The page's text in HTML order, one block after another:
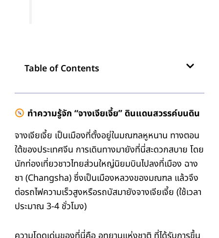
Table of Contents
ทำความรู้จัก “จางเจียเจี้ย” ดินแดนสวรรค์บนดิน
จางเจียเจี้ย เป็นเมืองที่ตั้งอยู่ในมณฑลหูหนาน ทางตอน
ใต้ของประเทศจีน การเดินทางมายังที่นี่สะดวกสบาย โดย
นักท่องเที่ยวชาวไทยส่วนใหญ่นิยมบินไปลงที่เมือง ฉาง
ซา (Changsha) ซึ่งเป็นเมืองหลวงของมณฑล แล้วจึง
ต่อรถไฟความเร็วสูงหรือรถบัสมายังจางเจียเจี้ย (ใช้เวลา
ประมาณ 3-4 ชั่วโมง)